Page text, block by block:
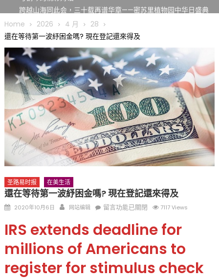
跨越山海同此会，三十载再谱华章——密苏里植物园中华日盛典
圣路易龙舟俱乐部5月16日龙舟体验日 邀请各界亲身体验划行乐
趣 + 水上竞速魅力
三十二载跨越时空的相逢
执掌密苏里植物园近四十年 致力推动全球植物多样性研究与中美
合作 Peter Raven 博士逝世 享年89岁
一晃三十年，初夏又相逢。中华日，等你来赴约 —— 密苏里植物
园“中华日三十周年特别报道（五）
筝声与琴韵交汇：刘励(Li Statler)与钢琴家Darek演绎一场古筝
与钢琴的精彩对话
Home 2026 4 月
28
還在等待第一波紓困金嗎? 現在登記還來得及
圣路易时报 在美生活
還在等待第一波紓困金嗎? 現在登記還來得及
Posted
2020年10月6日 Author
网站编辑
在
在
待
第
一
留言功能已關閉 7117 Views
IRS extends deadline for
millions of Americans to
register for stimulus check